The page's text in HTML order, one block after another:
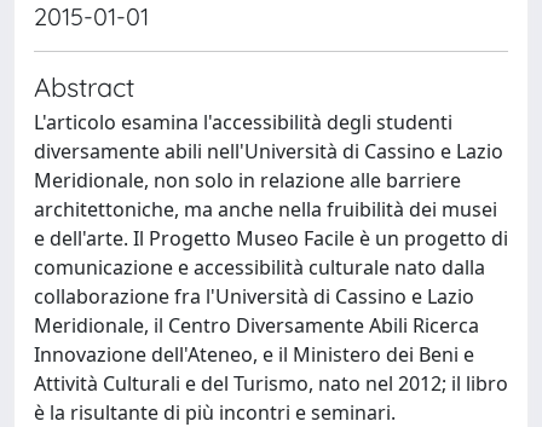
2015-01-01
Abstract
L'articolo esamina l'accessibilità degli studenti
diversamente abili nell'Università di Cassino e Lazio
Meridionale, non solo in relazione alle barriere
architettoniche, ma anche nella fruibilità dei musei
e dell'arte. Il Progetto Museo Facile è un progetto di
comunicazione e accessibilità culturale nato dalla
collaborazione fra l'Università di Cassino e Lazio
Meridionale, il Centro Diversamente Abili Ricerca
Innovazione dell'Ateneo, e il Ministero dei Beni e
Attività Culturali e del Turismo, nato nel 2012; il libro
è la risultante di più incontri e seminari.